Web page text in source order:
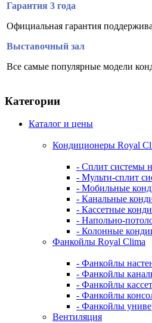
Гарантия 3 года
Официальная гарантия
Выставочный зал
Все самые популярные модели
Категории
Каталог и цены
Кондиционеры Royal
- Сплит системы
- Мульти-сплит
- Мобильные
- Канальные
- Кассетные
- Напольно-
- Колонные
Фанкойлы Royal Clima
- Фанкойлы
- Фанкойлы
- Фанкойлы
- Фанкойлы
- Фанкойлы
Вентиляция